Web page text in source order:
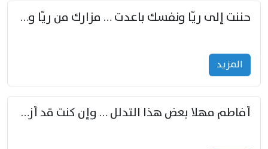
حننت إلى ريّا ونفسك باعدت … مزارك من ريّا وشعباكما معا
المزید
أفاطم مهلا بعض هذا التدلل … وإن كنت قد أزمعت صرمي فأجملي